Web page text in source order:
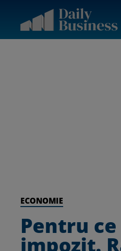
ECONOMIE
Pentru
impozit.